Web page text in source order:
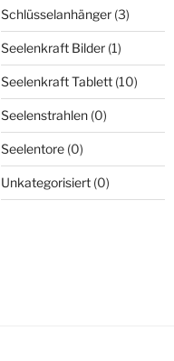
Schlüsselanhänger (3)
Seelenkraft Bilder (1)
Seelenkraft Tablett (10)
Seelenstrahlen (0)
Seelentore (0)
Unkategorisiert (0)